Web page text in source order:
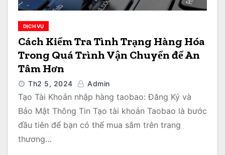
DỊCH VỤ
Cách Kiểm Tra Tình Trạng Hàng Hóa
Trong Quá Trình Vận Chuyển để An
Tâm Hơn
Th2 5, 2024 Admin
Tạo Tài Khoản nhập hàng taobao: Đăng Ký và
Bảo Mật Thông Tin Tạo tài khoản Taobao là bước
đầu tiên để bạn có thể mua sắm trên trang
thương…